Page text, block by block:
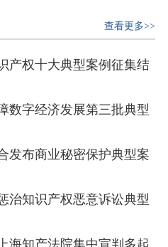
查看更多>>
产权十大典型案例征集结
数字经济发展第三批典型
发布商业秘密保护典型案
治知识产权恶意诉讼典型